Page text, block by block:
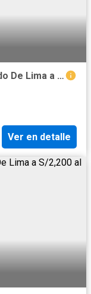
Departamento en alquiler en Cercado De Lima a S/1,800 al mes
Ver en detalle